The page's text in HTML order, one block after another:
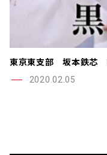
東京東支部 坂本鉄芯
2020.02.05